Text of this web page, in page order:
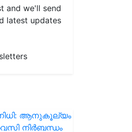
and we'll send
latest updates